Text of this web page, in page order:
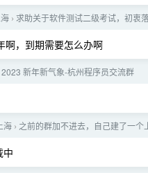
海 › 求助关于软件测试二级考试，初衷
啊，到期需要怎么办啊
2023 新年新气象-杭州程序员交流群
海 › 之前的群加不进去，自己建了一个
中